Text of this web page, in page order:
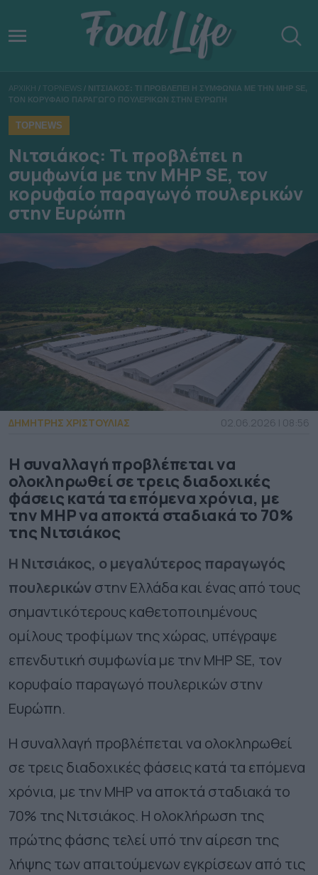
ΑΡΧΙΚΗ / TOPNEWS / ΝΙΤΣΙΑΚΟΣ: ΤΙ ΠΡΟΒΛΕΠΕΙ Η ΣΥΜΦΩΝΙΑ ΜΕ ΤΗΝ MHP SE,
ΤΟΝ ΚΟΡΥΦΑΙΟ ΠΑΡΑΓΩΓΟ ΠΟΥΛΕΡΙΚΩΝ ΣΤΗΝ ΕΥΡΩΠΗ
TOPNEWS
Νιτσιάκος: Τι προβλέπει η
συμφωνία με την MHP SE, τον
κορυφαίο παραγωγό πουλερικών
στην Ευρώπη
ΔΗΜΗΤΡΗΣ ΧΡΙΣΤΟΥΛΙΑΣ 02.06.2026 | 08:56
Η συναλλαγή προβλέπεται να
ολοκληρωθεί σε τρεις διαδοχικές
φάσεις κατά τα επόμενα χρόνια, με
την MHP να αποκτά σταδιακά το 70%
της Νιτσιάκος
Η Νιτσιάκος, ο μεγαλύτερος παραγωγός
πουλερικώνστην Ελλάδα και ένας από τους
σημαντικότερους καθετοποιημένους
ομίλους τροφίμων της χώρας, υπέγραψε
επενδυτική συμφωνία με την MHP SE, τον
κορυφαίο παραγωγό πουλερικών στην
Ευρώπη.
Η συναλλαγή προβλέπεται να ολοκληρωθεί
σε τρεις διαδοχικές φάσεις κατά τα επόμενα
χρόνια, με την MHP να αποκτά σταδιακά το
70% της Νιτσιάκος. Η ολοκλήρωση της
πρώτης φάσης τελεί υπό την αίρεση της
λήψης των απαιτούμενων εγκρίσεων από τις